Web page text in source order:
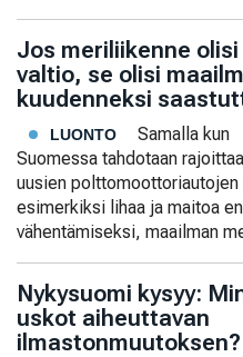
Jos meriliikenne olisi
valtio, se olisi
kuudenneksi
LUONTO
Samalla kun
Suomessa tahdotaan
uusien polttomoottoriautojen
esimerkiksi lihaa ja maitoa
vähentämiseksi, maailman
Nykysuomi kysyy:
uskot aiheuttavan
ilmastonmuutoksen?